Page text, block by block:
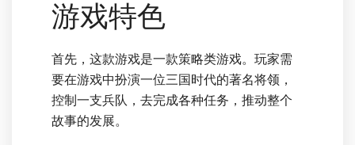
游戏特色
首先，这款游戏是一款策略类游戏。玩家需
要在游戏中扮演一位三国时代的著名将领，
控制一支兵队，去完成各种任务，推动整个
故事的发展。